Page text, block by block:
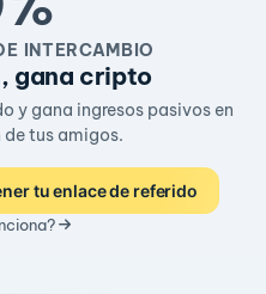
INTERCAMBIO
gana cripto
y gana ingresos pasivos en
tus amigos.
tu enlace de referido